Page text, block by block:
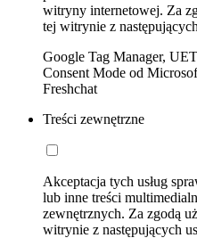
witryny internetowej. Za
tej witrynie z
Google Tag Manager,
Consent Mode od
Freshchat
Treści zewnętrzne
Akceptacja tych usług
lub inne treści
zewnętrznych. Za zgodą
witrynie z następujących